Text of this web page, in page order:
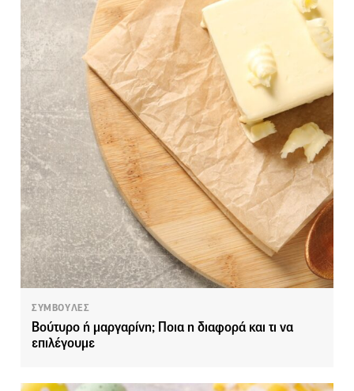
ΣΥΜΒΟΥΛΕΣ
Βούτυρο ή μαργαρίνη; Ποια η διαφορά και τι να
επιλέγουμε